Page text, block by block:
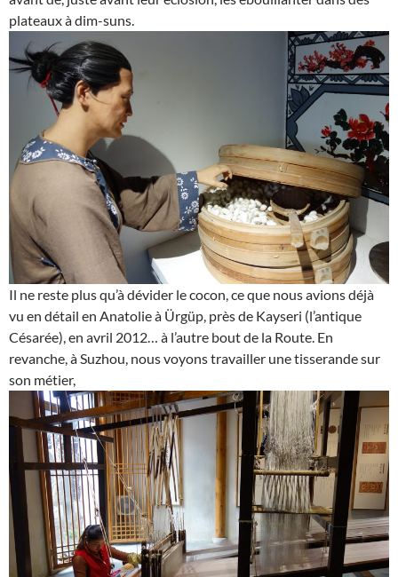
plateaux à dim-suns.
Il ne reste plus qu’à dévider le cocon, ce que nous avions déjà
vu en détail en Anatolie à Ürgüp, près de Kayseri (l’antique
Césarée), en avril 2012… à l’autre bout de la Route. En
revanche, à Suzhou, nous voyons travailler une tisserande sur
son métier,